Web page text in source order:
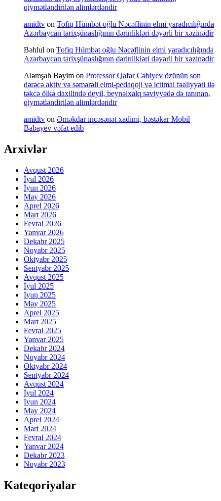
qiymətləndirilən alimlərdəndir
amidtv on Tofiq Hümbət oğlu Nəcəflinin elmi yaradıcılığında
Azərbaycan tarixşünaslığının dərinlikləri dəyərli bir xəzinədir
Bəhlul on Tofiq Hümbət oğlu Nəcəflinin elmi yaradıcılığında
Azərbaycan tarixşünaslığının dərinlikləri dəyərli bir xəzinədir
Aləmşah Bəyim on Professor Qafar Cəbiyev özünün son
dərəcə aktiv və səmərəli elmi-pedaqoji və ictimai fəaliyyəti ilə
təkcə ölkə daxilində deyil, beynəlxalq səviyyədə də tanınan,
qiymətləndirilən alimlərdəndir
amidtv on Əməkdar incəsənət xadimi, bəstəkar Mobil
Babayev vəfat edib
Arxivlər
Avqust 2026
İyul 2026
İyun 2026
May 2026
Aprel 2026
Mart 2026
Fevral 2026
Yanvar 2026
Dekabr 2025
Noyabr 2025
Oktyabr 2025
Sentyabr 2025
Avqust 2025
İyul 2025
İyun 2025
May 2025
Aprel 2025
Mart 2025
Fevral 2025
Yanvar 2025
Dekabr 2024
Noyabr 2024
Oktyabr 2024
Sentyabr 2024
Avqust 2024
İyul 2024
İyun 2024
May 2024
Aprel 2024
Mart 2024
Fevral 2024
Yanvar 2024
Dekabr 2023
Noyabr 2023
Kateqoriyalar